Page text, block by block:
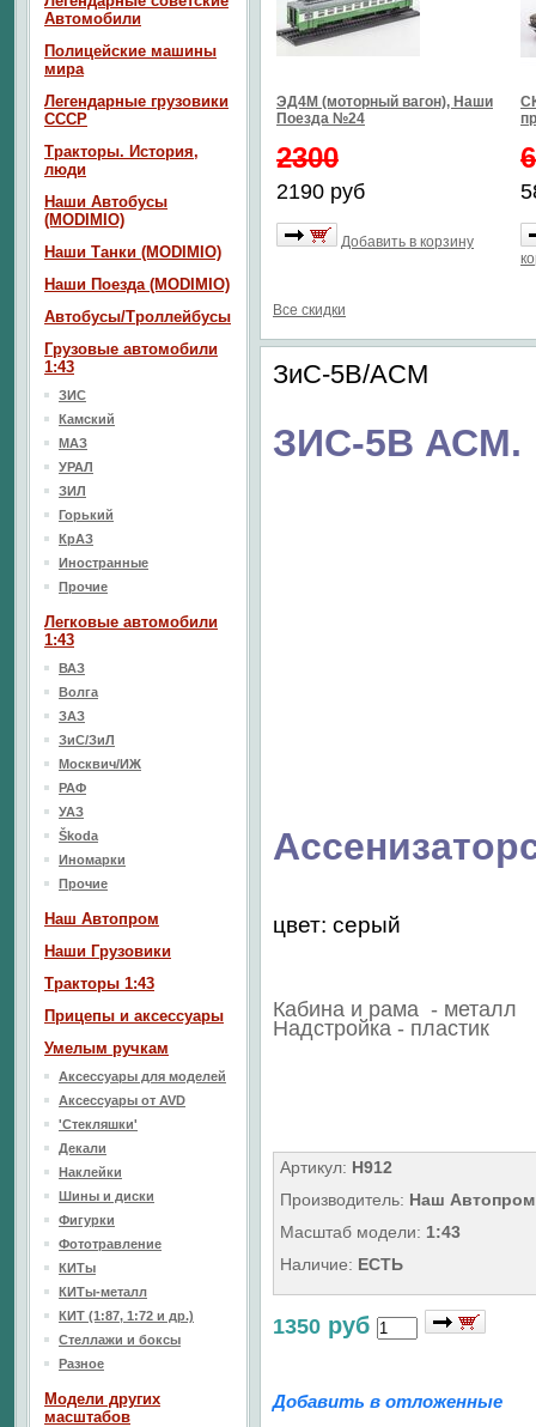
ЭД4М (моторный вагон), Наши
Поезда №24
2300
2190 руб
Добавить в корзину
Все скидки
ЗиС-5В/АСМ
ЗИС-5В АСМ.
цвет: серый
Кабина и рама - металл
Надстройка - пластик
Артикул: Н912
Производитель: Наш Автопром
Масштаб модели: 1:43
Наличие: ЕСТЬ
1350 руб
Добавить в отложенные
Автомобили
Полицейские машины
мира
Легендарные грузовики
СССР
Тракторы. История,
люди
Наши Автобусы
(MODIMIO)
Наши Танки (MODIMIO)
Наши Поезда (MODIMIO)
Автобусы/Троллейбусы
Грузовые автомобили
1:43
ЗИС
Камский
МАЗ
УРАЛ
ЗИЛ
Горький
КрАЗ
Иностранные
Прочие
Легковые автомобили
1:43
ВАЗ
Волга
ЗАЗ
ЗиС/ЗиЛ
Москвич/ИЖ
РАФ
УАЗ
Škoda
Иномарки
Прочие
Наш Aвтопром
Наши Грузовики
Тракторы 1:43
Прицепы и аксессуары
Умелым ручкам
Аксессуары для моделей
Аксессуары от AVD
'Стекляшки'
Декали
Наклейки
Шины и диски
Фигурки
Фототравление
КИТы
КИТы-металл
КИТ (1:87, 1:72 и др.)
Стеллажи и боксы
Разное
Модели других
масштабов